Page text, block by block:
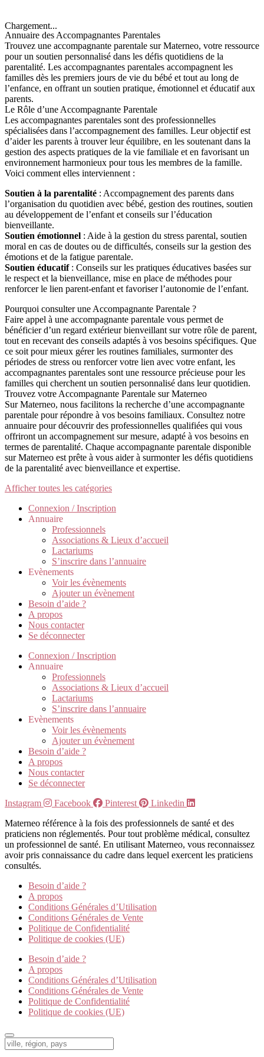
Chargement...
Annuaire des Accompagnantes Parentales
Trouvez une accompagnante parentale sur Materneo, votre ressource
pour un soutien personnalisé dans les défis quotidiens de la
parentalité. Les accompagnantes parentales accompagnent les
familles dès les premiers jours de vie du bébé et tout au long de
l’enfance, en offrant un soutien pratique, émotionnel et éducatif aux
parents.
Le Rôle d’une Accompagnante Parentale
Les accompagnantes parentales sont des professionnelles
spécialisées dans l’accompagnement des familles. Leur objectif est
d’aider les parents à trouver leur équilibre, en les soutenant dans la
gestion des aspects pratiques de la vie familiale et en favorisant un
environnement harmonieux pour tous les membres de la famille.
Voici comment elles interviennent :
Soutien à la parentalité : Accompagnement des parents dans
l’organisation du quotidien avec bébé, gestion des routines, soutien
au développement de l’enfant et conseils sur l’éducation
bienveillante.
Soutien émotionnel : Aide à la gestion du stress parental, soutien
moral en cas de doutes ou de difficultés, conseils sur la gestion des
émotions et de la fatigue parentale.
Soutien éducatif: Conseils sur les pratiques éducatives basées sur
le respect et la bienveillance, mise en place de méthodes pour
renforcer le lien parent-enfant et favoriser l’autonomie de l’enfant.
Pourquoi consulter une Accompagnante Parentale ?
Faire appel à une accompagnante parentale vous permet de
bénéficier d’un regard extérieur bienveillant sur votre rôle de parent,
tout en recevant des conseils adaptés à vos besoins spécifiques. Que
ce soit pour mieux gérer les routines familiales, surmonter des
périodes de stress ou renforcer votre lien avec votre enfant, les
accompagnantes parentales sont une ressource précieuse pour les
familles qui cherchent un soutien personnalisé dans leur quotidien.
Trouvez votre Accompagnante Parentale sur Materneo
Sur Materneo, nous facilitons la recherche d’une accompagnante
parentale pour répondre à vos besoins familiaux. Consultez notre
annuaire pour découvrir des professionnelles qualifiées qui vous
offriront un accompagnement sur mesure, adapté à vos besoins en
termes de parentalité. Chaque accompagnante parentale disponible
sur Materneo est prête à vous aider à surmonter les défis quotidiens
de la parentalité avec bienveillance et expertise.
Afficher toutes les catégories
Connexion / Inscription
Annuaire
Professionnels
Associations & Lieux d’accueil
Lactariums
S’inscrire dans l’annuaire
Evènements
Voir les évènements
Ajouter un évènement
Besoin d’aide ?
A propos
Nous contacter
Se déconnecter
Connexion / Inscription
Annuaire
Professionnels
Associations & Lieux d’accueil
Lactariums
S’inscrire dans l’annuaire
Evènements
Voir les évènements
Ajouter un évènement
Besoin d’aide ?
A propos
Nous contacter
Se déconnecter
Instagram
Facebook Pinterest
Linkedin
Materneo référence à la fois des professionnels de santé et des
praticiens non réglementés. Pour tout problème médical, consultez
un professionnel de santé. En utilisant Materneo, vous reconnaissez
avoir pris connaissance du cadre dans lequel exercent les praticiens
consultés.
Besoin d’aide ?
A propos
Conditions Générales d’Utilisation
Conditions Générales de Vente
Politique de Confidentialité
Politique de cookies (UE)
Besoin d’aide ?
A propos
Conditions Générales d’Utilisation
Conditions Générales de Vente
Politique de Confidentialité
Politique de cookies (UE)